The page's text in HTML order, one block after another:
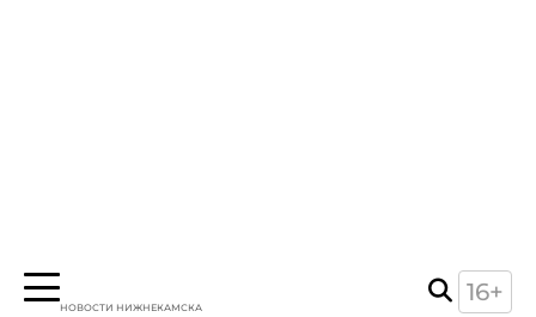
НОВОСТИ НИЖНЕКАМСКА
16+